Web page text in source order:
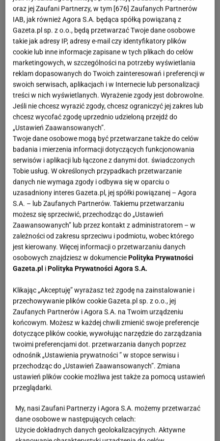
sportowego, wraca z numerem
przygotowanym specjalnie na początek
sezonu Pucharu Świata. Już 19 listopada
czytelnicy dostali zestaw premierowych
felietonów, rozmów i analiz autorstwa
najlepszych ekspertów od skoków w Polsce.
Sport.pl
konkursem sezonu na stronie
magazyn.sport.pl. W środku m.in. wyjątkowa
rozmowa z trenerem Maciejem Maciusiakiem,
który odsłania kulisy swojej pracy,
oraz opowieść Adama Małysza o Kamilu
Stochu i jego drodze przez karierę. Redakcja
wraca także do wątku norweskiej afery
przygląda się sytuacji w tamtejszej kadrze,
a także pokazuje młode polskie talenty
oraz jej Zaufani Partnerzy, w tym [676] Zaufanych Partnerów
IAB, jak również Agora S.A. będąca spółką powiązaną z
Gazeta.pl sp. z o.o., będą przetwarzać Twoje dane osobowe
takie jak adresy IP, adresy e-mail czy identyfikatory plików
cookie lub inne informacje zapisane w tych plikach do celów
marketingowych, w szczególności na potrzeby wyświetlania
reklam dopasowanych do Twoich zainteresowań i preferencji w
swoich serwisach, aplikacjach i w Internecie lub personalizacji
treści w nich wyświetlanych. Wyrażenie zgody jest dobrowolne.
Jeśli nie chcesz wyrazić zgody, chcesz ograniczyć jej zakres lub
chcesz wycofać zgodę uprzednio udzieloną przejdź do
„Ustawień Zaawansowanych”.
Twoje dane osobowe mogą być przetwarzane także do celów
badania i mierzenia informacji dotyczących funkcjonowania
serwisów i aplikacji lub łączone z danymi dot. świadczonych
Tobie usług. W określonych przypadkach przetwarzanie
danych nie wymaga zgody i odbywa się w oparciu o
uzasadniony interes Gazeta.pl, jej spółki powiązanej – Agora
S.A. – lub Zaufanych Partnerów. Takiemu przetwarzaniu
możesz się sprzeciwić, przechodząc do „Ustawień
Zaawansowanych” lub przez kontakt z administratorem – w
zależności od zakresu sprzeciwu i podmiotu, wobec którego
jest kierowany. Więcej informacji o przetwarzaniu danych
osobowych znajdziesz w dokumenciePolityka Prywatności
Gazeta.pl iPolityka Prywatności Agora S.A.
Klikając „Akceptuję” wyrażasz też zgodę na zainstalowanie i
przechowywanie plików cookie Gazeta.pl sp. z o.o., jej
Zaufanych Partnerów i Agora S.A. na Twoim urządzeniu
końcowym. Możesz w każdej chwili zmienić swoje preferencje
dotyczące plików cookie, wywołując narzędzie do zarządzania
twoimi preferencjami dot. przetwarzania danych poprzez
odnośnik „Ustawienia prywatności ” w stopce serwisu i
przechodząc do „Ustawień Zaawansowanych”. Zmiana
ustawień plików cookie możliwa jest także za pomocą ustawień
przeglądarki.
My, nasi Zaufani Partnerzy i Agora S.A. możemy przetwarzać
dane osobowe w następujących celach:
Użycie dokładnych danych geolokalizacyjnych. Aktywne